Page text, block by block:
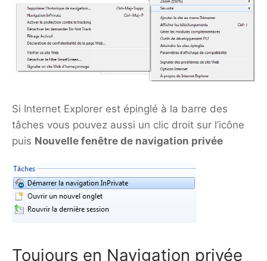
Si Internet Explorer est épinglé à la barre des
tâches vous pouvez aussi un clic droit sur l’icône
puis Nouvelle fenêtre de navigation privée
Toujours en Navigation privée